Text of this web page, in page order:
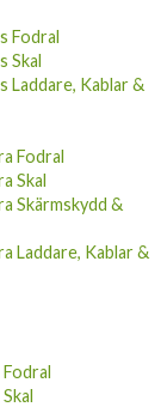
Fodral
Skal
Laddare, Kablar &
Fodral
Skal
Skärmskydd &
Laddare, Kablar &
Fodral